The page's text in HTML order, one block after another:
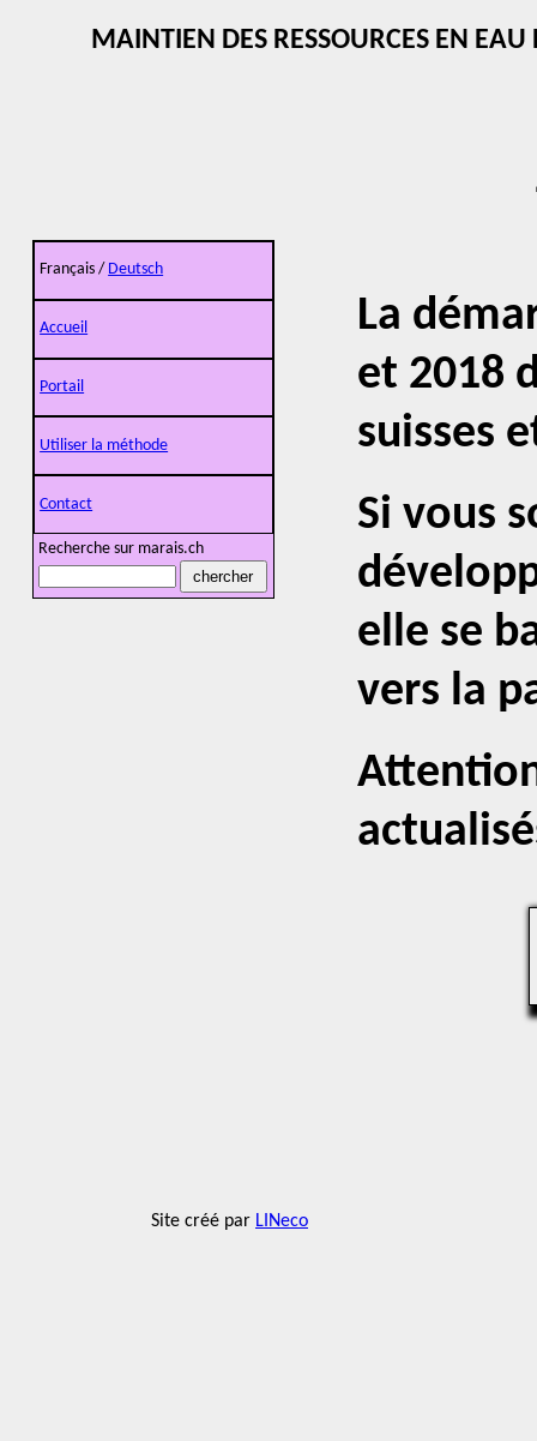
MAINTIEN DES RESSOURCES EN
Français / Deutsch
Accueil
Portail
Utiliser la méthode
Contact
Recherche sur marais.ch
La
et 2018
suisses
Si vous
elle se
vers la
Site créé par LINeco